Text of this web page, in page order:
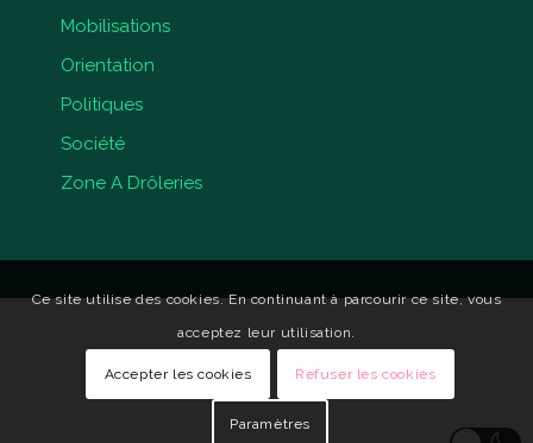
Mobilisations
Orientation
Politiques
Société
Zone A Drôleries
Ce site utilise des cookies. En continuant à parcourir ce site, vous
acceptez leur utilisation.
Accepter les cookies Refuser les cookies
Paramètres